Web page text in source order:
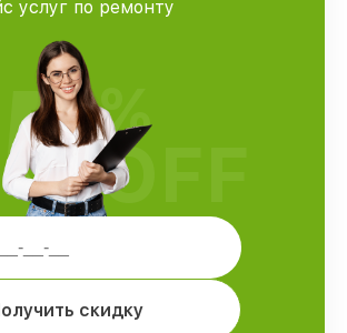
услуг по ремонту
скидку
%
OFF